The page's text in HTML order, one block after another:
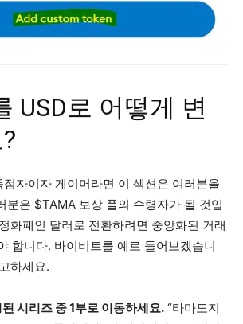
USD로 어떻게 변
자이자 게이머라면 이 섹션은 여러분을
분은 $TAMA 보상 풀의 수령자가 될 것입
화폐인 달러로 전환하려면 중앙화된 거래
합니다. 바이비트를 예로 들어보겠습니
하세요.
시리즈 중 1부로 이동하세요. “타마도지